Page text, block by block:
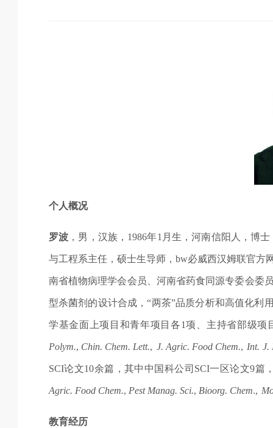
个人概况
罗波 ，男，汉族， 1986年1 月生，河南信阳人，博
与工程系主任，硕士生导师，bw必威西汉姆联官方
南省植物病理学会会员、河南省药食同源专委会委
型杀菌剂的设计合成，“两茶”品质分析和高值化利
学基金面上项目和青年项目各1项、主持省部级项
Polym., Chin. Chem. Lett., J. Agric. Food Chem., Int. J.
SCI论文10余篇，其中中国科公司 SCI一区论文9篇
Agric. Food Chem., Pest Manag. Sci., Bioorg. Chem.,
教育经历